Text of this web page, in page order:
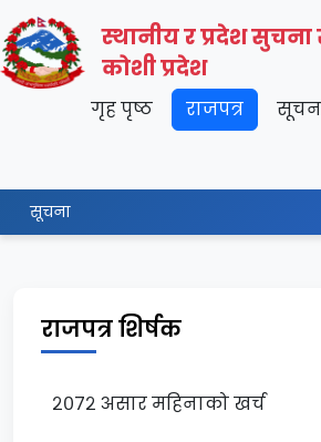
स्थानीय र प्रदेश सुचना
कोशी प्रदेश
गृह पृष्ठ राजपत्र
सूचना
राजपत्र शिर्षक
२०७२ असार महिनाको खर्च